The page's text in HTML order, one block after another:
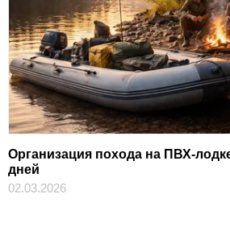
Организация похода на ПВХ-
дней
02.03.2026